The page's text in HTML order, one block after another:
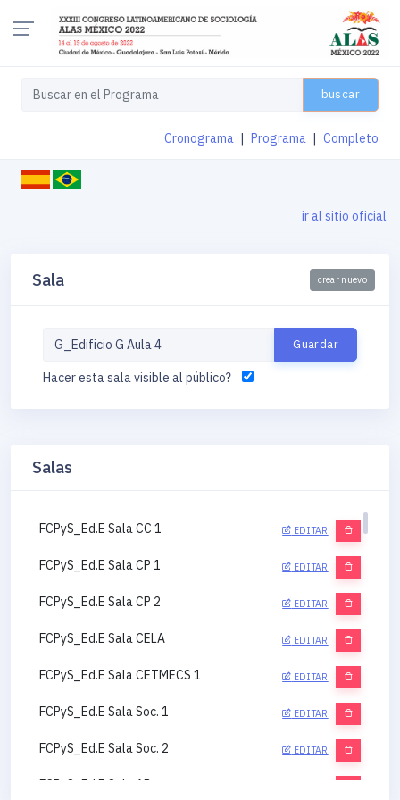
buscar
Cronograma Programa Completo
ir al sitio oficial
Sala crear nuevo
Hacer esta sala visible al público?
Salas
FCPyS_Ed.E Sala CC 1 EDITAR
FCPyS_Ed.E Sala CP 1 EDITAR
FCPyS_Ed.E Sala CP 2 EDITAR
FCPyS_Ed.E Sala CELA EDITAR
FCPyS_Ed.E Sala CETMECS 1 EDITAR
FCPyS_Ed.E Sala Soc. 1 EDITAR
FCPyS_Ed.E Sala Soc. 2 EDITAR
FCPyS_Ed.E Sala AP